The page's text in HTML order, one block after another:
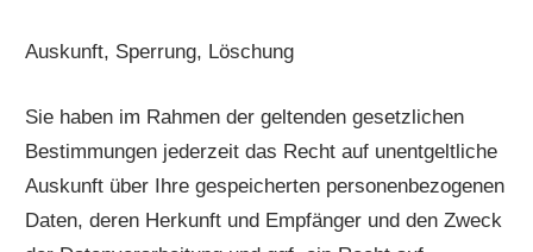
Auskunft, Sperrung, Löschung
Sie haben im Rahmen der geltenden gesetzlichen
Bestimmungen jederzeit das Recht auf unentgeltliche
Auskunft über Ihre gespeicherten personenbezogenen
Daten, deren Herkunft und Empfänger und den Zweck